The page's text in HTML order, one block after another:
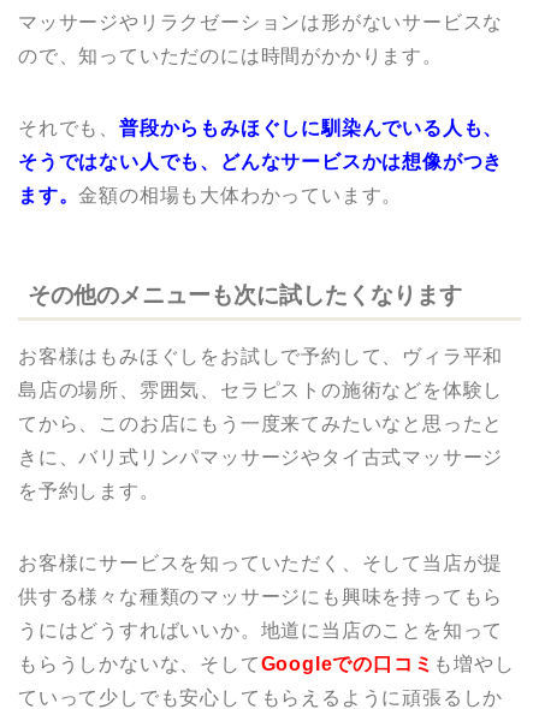
マッサージやリラクゼーションは形がないサービスな
ので、知っていただのには時間がかかります。
それでも、 普段からもみほぐしに馴染んでいる人も、
そうではない人でも、どんなサービスかは想像がつき
ます。金額の相場も大体わかっています。
その他のメニューも次に試したくなります
お客様はもみほぐしをお試しで予約して、ヴィラ平和
島店の場所、雰囲気、セラピストの施術などを体験し
てから、このお店にもう一度来てみたいなと思ったと
きに、バリ式リンパマッサージやタイ古式マッサージ
を予約します。
お客様にサービスを知っていただく、そして当店が提
供する様々な種類のマッサージにも興味を持ってもら
うにはどうすればいいか。地道に当店のことを知って
もらうしかないな、そしてGoogleでの口コミ も増やし
ていって少しでも安心してもらえるように頑張るしか